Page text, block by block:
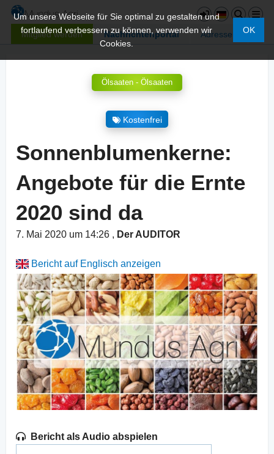
Mitglied werden Nachrichtenportal Adressen
Um unsere Webseite für Sie optimal zu gestalten und
fortlaufend verbessern zu können, verwenden wir
Cookies.
OK
Ölsaaten - Ölsaaten
Kostenfrei
Sonnenblumenkerne:
Angebote für die Ernte
2020 sind da
7. Mai 2020 um 14:26 , Der AUDITOR
Bericht auf Englisch anzeigen
Bericht als Audio abspielen